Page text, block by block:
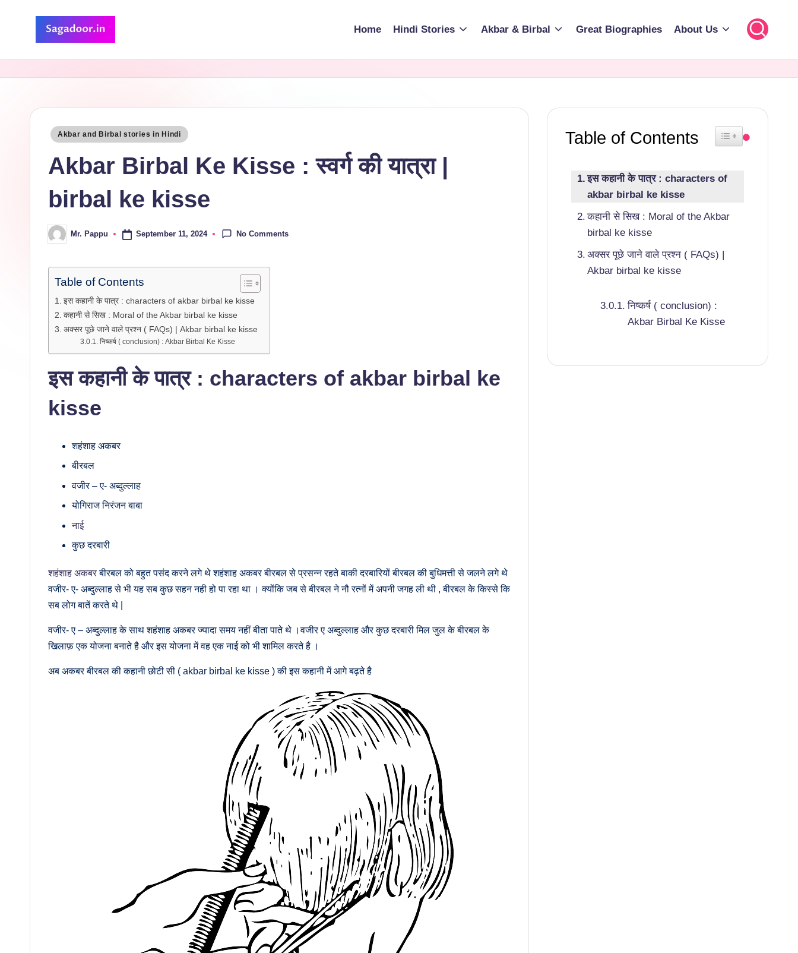
S
a
g
Home Hindi Stories Akbar & Birbal Great Biographies About Us
Posted
Akbar and Birbal stories in Hindi
Akbar Birbal Ke Kisse : स्वर्ग की यात्रा |
birbal ke kisse
Posted
by
Mr. Pappu September 11, 2024 No Comments
Table of Contents
इस कहानी के पात्र : characters of akbar birbal ke kisse
कहानी से सिख : Moral of the Akbar birbal ke kisse
अक्सर पूछे जाने वाले प्रश्न ( FAQs) | Akbar birbal ke kisse
निष्कर्ष ( conclusion) : Akbar Birbal Ke Kisse
इस कहानी के पात्र : characters of akbar birbal ke
kisse
शहंशाह अकबर
बीरबल
वजीर – ए- अब्दुल्लाह
योगिराज निरंजन बाबा
नाई
कुछ दरबारी
शहंशाह अकबरबीरबल को बहुत पसंद करने लगे थे शहंशाह अकबर बीरबल से प्रसन्न रहते बाकी दरबारियों बीरबल की बुधिमत्ती से जलने लगे थे
वजीर- ए- अब्दुल्लाह से भी यह सब कुछ सहन नही हो पा रहा था । क्योंकि जब से बीरबल ने नौ रत्नों में अपनी जगह ली थी , बीरबल के किस्से कि
सब लोग बातें करते थे |
वजीर- ए – अब्दुल्लाह के साथ शहंशाह अकबर ज्यादा समय नहीं बीता पाते थे ।वजीर ए अब्दुल्लाह और कुछ दरबारी मिल जुल के बीरबल के
खिलाफ़ एक योजना बनाते है और इस योजना में वह एक नाई को भी शामिल करते है ।
अब अकबर बीरबल की कहानी छोटी सी ( akbar birbal ke kisse ) की इस कहानी में आगे बढ़ते है
Table of Contents Toggle Table of
इस कहानी के पात्र : characters of
akbar birbal ke kisse
कहानी से सिख : Moral of the Akbar
birbal ke kisse
अक्सर पूछे जाने वाले प्रश्न ( FAQs) |
Akbar birbal ke kisse
निष्कर्ष ( conclusion) :
Akbar Birbal Ke Kisse